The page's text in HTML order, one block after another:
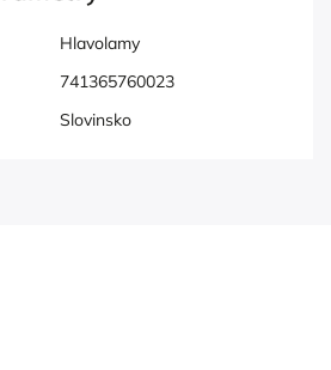
Hlavolamy
741365760023
Slovinsko